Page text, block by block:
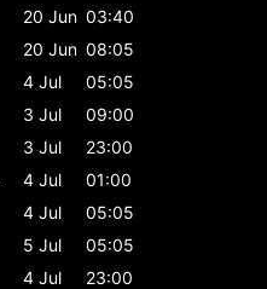
20 Jun 03:40
20 Jun 08:05
4 Jul
05:05
3 Jul
09:00
3 Jul
23:00
4 Jul
01:00
4 Jul
05:05
5 Jul
05:05
4 Jul
23:00